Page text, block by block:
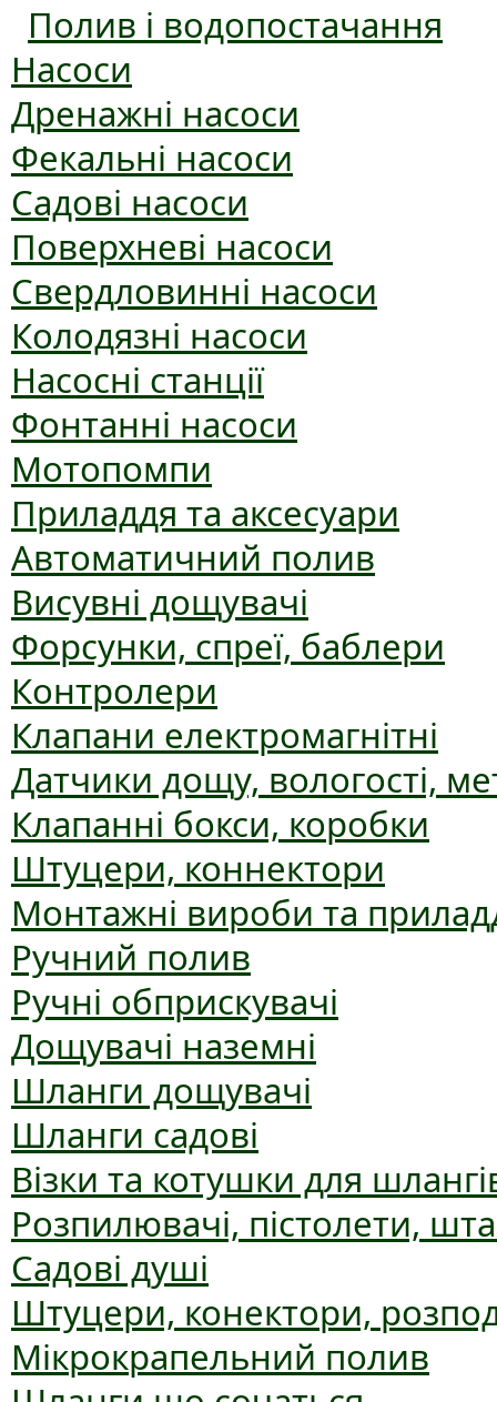
Полив і водопостачання
Насоси
Дренажні насоси
Фекальні насоси
Садові насоси
Поверхневі насоси
Свердловинні насоси
Колодязні насоси
Насосні станції
Фонтанні насоси
Мотопомпи
Приладдя та аксесуари
Автоматичний полив
Висувні дощувачі
Форсунки, спреї, баблери
Контролери
Клапани електромагнітні
Датчики дощу, вологості,
Клапанні бокси, коробки
Штуцери, коннектори
Монтажні вироби та
Ручний полив
Ручні обприскувачі
Дощувачі наземні
Шланги дощувачі
Шланги садові
Візки та котушки для
Розпилювачі, пістолети,
Садові душі
Штуцери, конектори,
Мікрокрапельний полив